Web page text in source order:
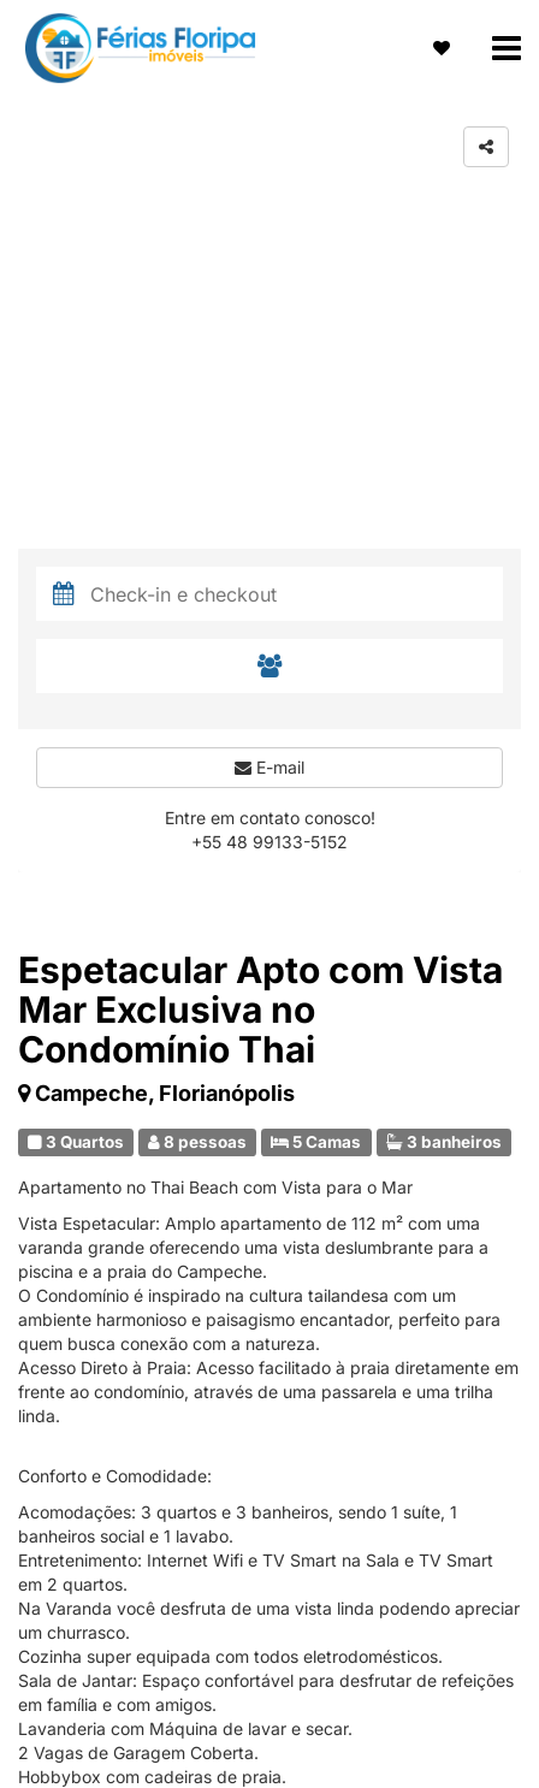
Espetacular Apto com Vista
Mar Exclusiva no
Condomínio Thai
Campeche, Florianópolis
3 Quartos 8 pessoas 5 Camas 3 banheiros
Apartamento no Thai Beach com Vista para o Mar
Vista Espetacular: Amplo apartamento de 112 m² com uma
varanda grande oferecendo uma vista deslumbrante para a
piscina e a praia do Campeche.
O Condomínio é inspirado na cultura tailandesa com um
ambiente harmonioso e paisagismo encantador, perfeito para
quem busca conexão com a natureza.
Acesso Direto à Praia: Acesso facilitado à praia diretamente em
frente ao condomínio, através de uma passarela e uma trilha
linda.
Conforto e Comodidade:
Acomodações: 3 quartos e 3 banheiros, sendo 1 suíte, 1
banheiros social e 1 lavabo.
Entretenimento: Internet Wifi e TV Smart na Sala e TV Smart
em 2 quartos.
Na Varanda você desfruta de uma vista linda podendo apreciar
um churrasco.
Cozinha super equipada com todos eletrodomésticos.
Sala de Jantar: Espaço confortável para desfrutar de refeições
em família e com amigos.
Lavanderia com Máquina de lavar e secar.
2 Vagas de Garagem Coberta.
Hobbybox com cadeiras de praia.
E-mail
Entre em contato conosco!
+55 48 99133-5152